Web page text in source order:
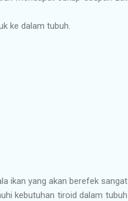
ke dalam tubuh.
ikan yang akan berefek sangat
kebutuhan tiroid dalam tubuh